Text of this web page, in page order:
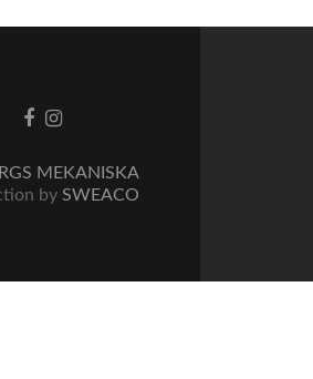
Facebook-
Instagram-
MEKANISKA
by SWEACO